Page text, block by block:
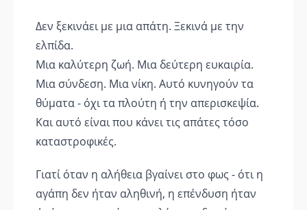
Δεν ξεκινάει με μια απάτη. Ξεκινά με την
ελπίδα.
Μια καλύτερη ζωή. Μια δεύτερη ευκαιρία.
Μια σύνδεση. Μια νίκη. Αυτό κυνηγούν τα
θύματα - όχι τα πλούτη ή την απερισκεψία.
Και αυτό είναι που κάνει τις απάτες τόσο
καταστροφικές.
Γιατί όταν η αλήθεια βγαίνει στο φως - ότι η
αγάπη δεν ήταν αληθινή, η επένδυση ήταν